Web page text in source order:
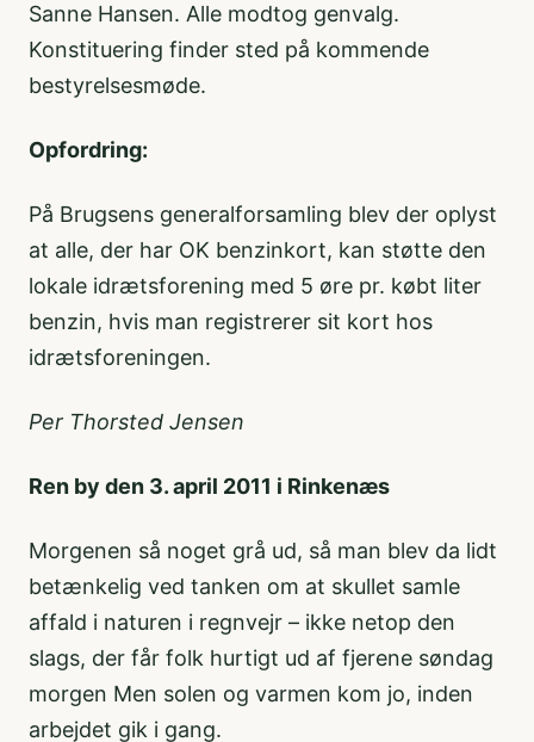
Sanne Hansen. Alle modtog genvalg.
Konstituering finder sted på kommende
bestyrelsesmøde.
Opfordring:
På Brugsens generalforsamling blev der oplyst
at alle, der har OK benzinkort, kan støtte den
lokale idrætsforening med 5 øre pr. købt liter
benzin, hvis man registrerer sit kort hos
idrætsforeningen.
Per Thorsted Jensen
Ren by den 3. april 2011 i Rinkenæs
Morgenen så noget grå ud, så man blev da lidt
betænkelig ved tanken om at skullet samle
affald i naturen i regnvejr – ikke netop den
slags, der får folk hurtigt ud af fjerene søndag
morgen Men solen og varmen kom jo, inden
arbejdet gik i gang.